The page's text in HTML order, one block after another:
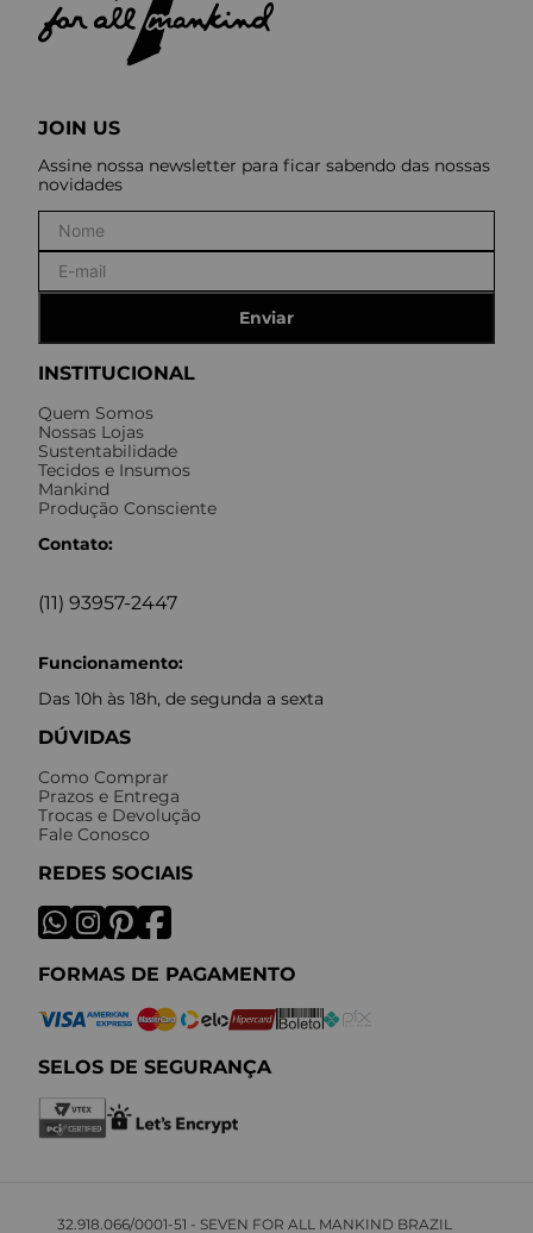
INSTITUCIONAL
Quem Somos
Nossas Lojas
Sustentabilidade
Tecidos e Insumos
Mankind
Produção Consciente
Contato:
(11) 93957-2447
Funcionamento:
Das 10h às 18h, de segunda a sexta
DÚVIDAS
Como Comprar
Prazos e Entrega
Trocas e Devolução
Fale Conosco
REDES SOCIAIS
FORMAS DE PAGAMENTO
SELOS DE SEGURANÇA
JOIN US
Assine nossa newsletter para ficar sabendo das nossas
novidades
Enviar
32.918.066/0001-51 - SEVEN FOR ALL MANKIND BRAZIL